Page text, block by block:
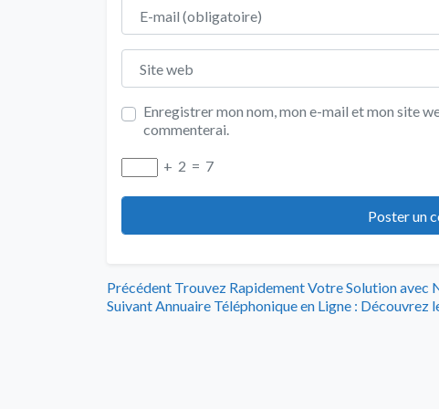
Site web
Enregistrer mon nom, mon e-mail et mon site
commenterai.
+ 2 = 7
Navigation
Précédent Article
précédent
Trouvez Rapidement Votre Solution avec
Suivant Article
Annuaire Téléphonique en Ligne : Découvrez